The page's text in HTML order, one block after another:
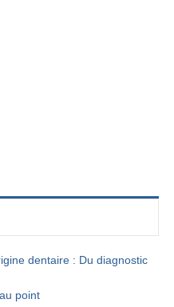
dentaire : Du diagnostic
point